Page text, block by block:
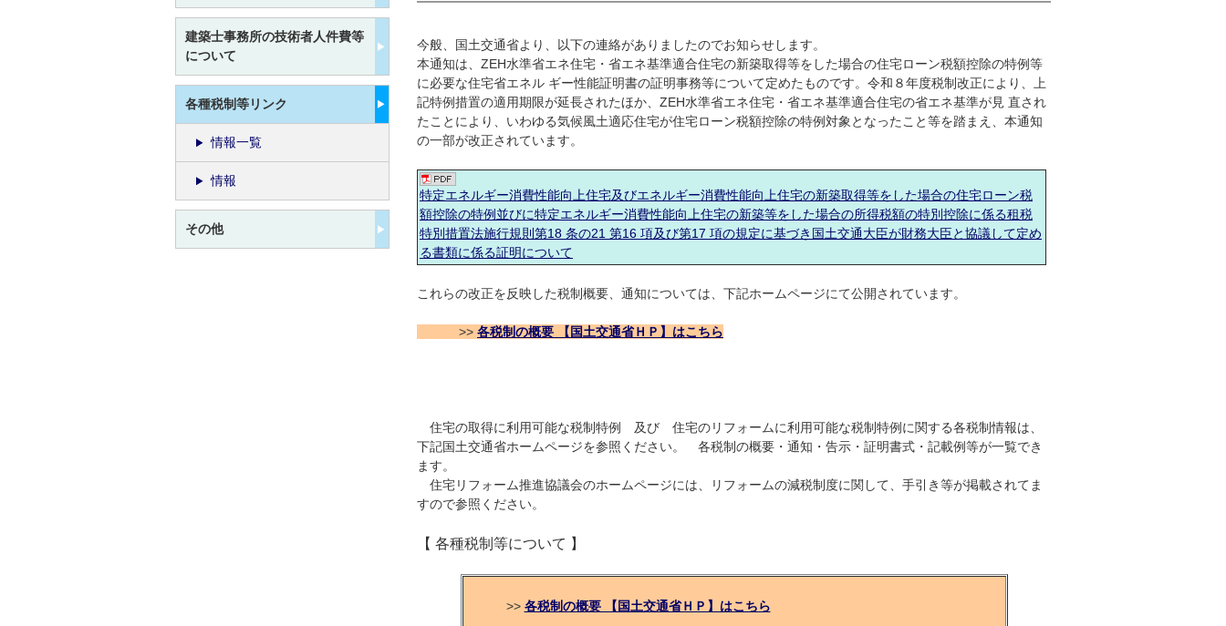
今般、国土交通省より、以下の連絡がありましたのでお知らせします。
本通知は、ZEH水準省エネ住宅・省エネ基準適合住宅の新築取得等をした場合の住宅ローン税額控除の特例等
に必要な住宅省エネル ギー性能証明書の証明事務等について定めたものです。令和８年度税制改正により、上
記特例措置の適用期限が延長されたほか、ZEH水準省エネ住宅・省エネ基準適合住宅の省エネ基準が見 直され
たことにより、いわゆる気候風土適応住宅が住宅ローン税額控除の特例対象となったこと等を踏まえ、本通知
の一部が改正されています。
特定エネルギー消費性能向上住宅及びエネルギー消費性能向上住宅の新築取得等をした場合の住宅ローン税
額控除の特例並びに特定エネルギー消費性能向上住宅の新築等をした場合の所得税額の特別控除に係る租税
特別措置法施行規則第18 条の21 第16 項及び第17 項の規定に基づき国土交通大臣が財務大臣と協議して定め
る書類に係る証明について
これらの改正を反映した税制概要、通知については、下記ホームページにて公開されています。
>> 各税制の概要 【国土交通省ＨＰ】はこちら
住宅の取得に利用可能な税制特例 及び 住宅のリフォームに利用可能な税制特例に関する各税制情報は、
下記国土交通省ホームページを参照ください。 各税制の概要・通知・告示・証明書式・記載例等が一覧でき
ます。
住宅リフォーム推進協議会のホームページには、リフォームの減税制度に関して、手引き等が掲載されてま
すので参照ください。
【 各種税制等について 】
>> 各税制の概要 【国土交通省ＨＰ】はこちら
建築士事務所の技術者人件費等
について
各種税制等リンク
情報一覧
情報
その他